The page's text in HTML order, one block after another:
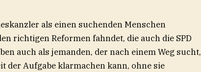
als einen suchenden Menschen
richtigen Reformen fahndet, die auch die SPD
auch als jemanden, der nach einem Weg sucht,
der Aufgabe klarmachen kann, ohne sie